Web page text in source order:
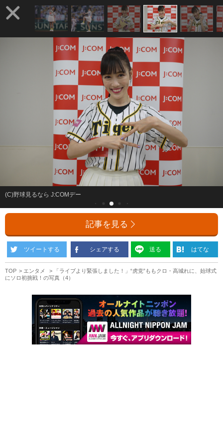
(C)野球見るなら J:COMデー
記事を見る
ツイートする シェアする 送る はてな
TOP エンタメ
「ライブより緊張しました！」“虎党”ももクロ・高城れに、始球式
にソロ初挑戦！の写真（4）